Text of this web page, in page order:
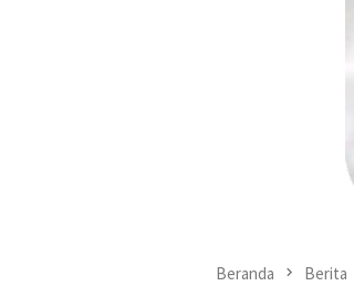
Beranda Berita